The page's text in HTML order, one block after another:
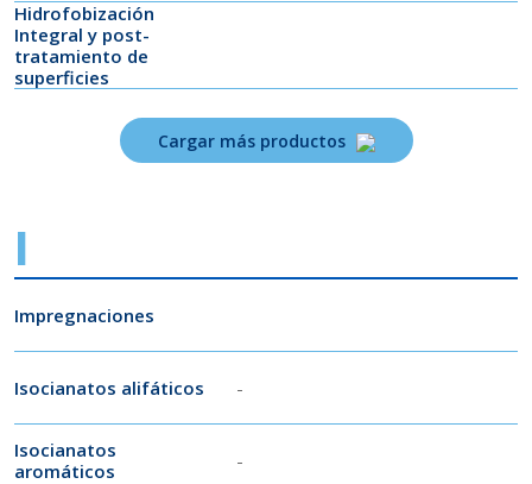
Hidrofobización
Integral y post-
tratamiento de
superficies
Cargar más productos
I
Impregnaciones
Isocianatos alifáticos -
Isocianatos
aromáticos
-